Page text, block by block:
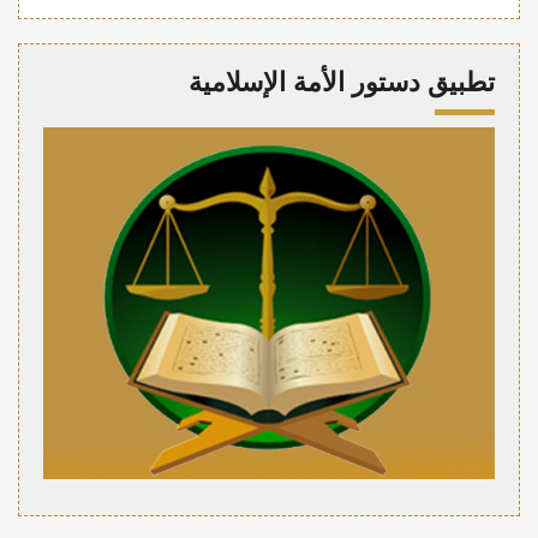
تطبيق دستور الأمة الإسلامية